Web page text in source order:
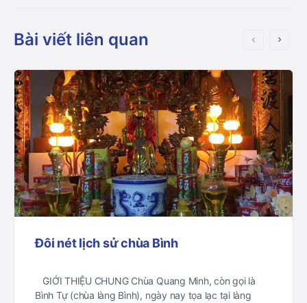
Bài viết liên quan
Đôi nét lịch sử chùa Bình
GIỚI THIỆU CHUNG Chùa Quang Minh, còn gọi là
Bình Tự (chùa làng Bình), ngày nay tọa lạc tại làng